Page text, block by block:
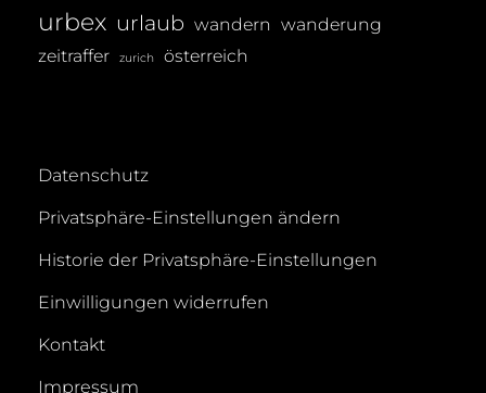
urbex urlaub wandern wanderung
zeitraffer
zurich österreich
Datenschutz
Privatsphäre-Einstellungen ändern
Historie der Privatsphäre-Einstellungen
Einwilligungen widerrufen
Kontakt
Impressum